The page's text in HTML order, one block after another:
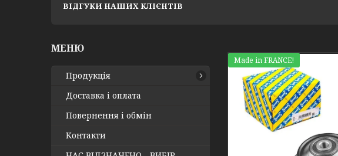
ВІДГУКИ НАШИХ КЛІЄНТІВ
Made in FRANCE!
Продукція
Доставка і оплата
Повернення і обмін
Контакти